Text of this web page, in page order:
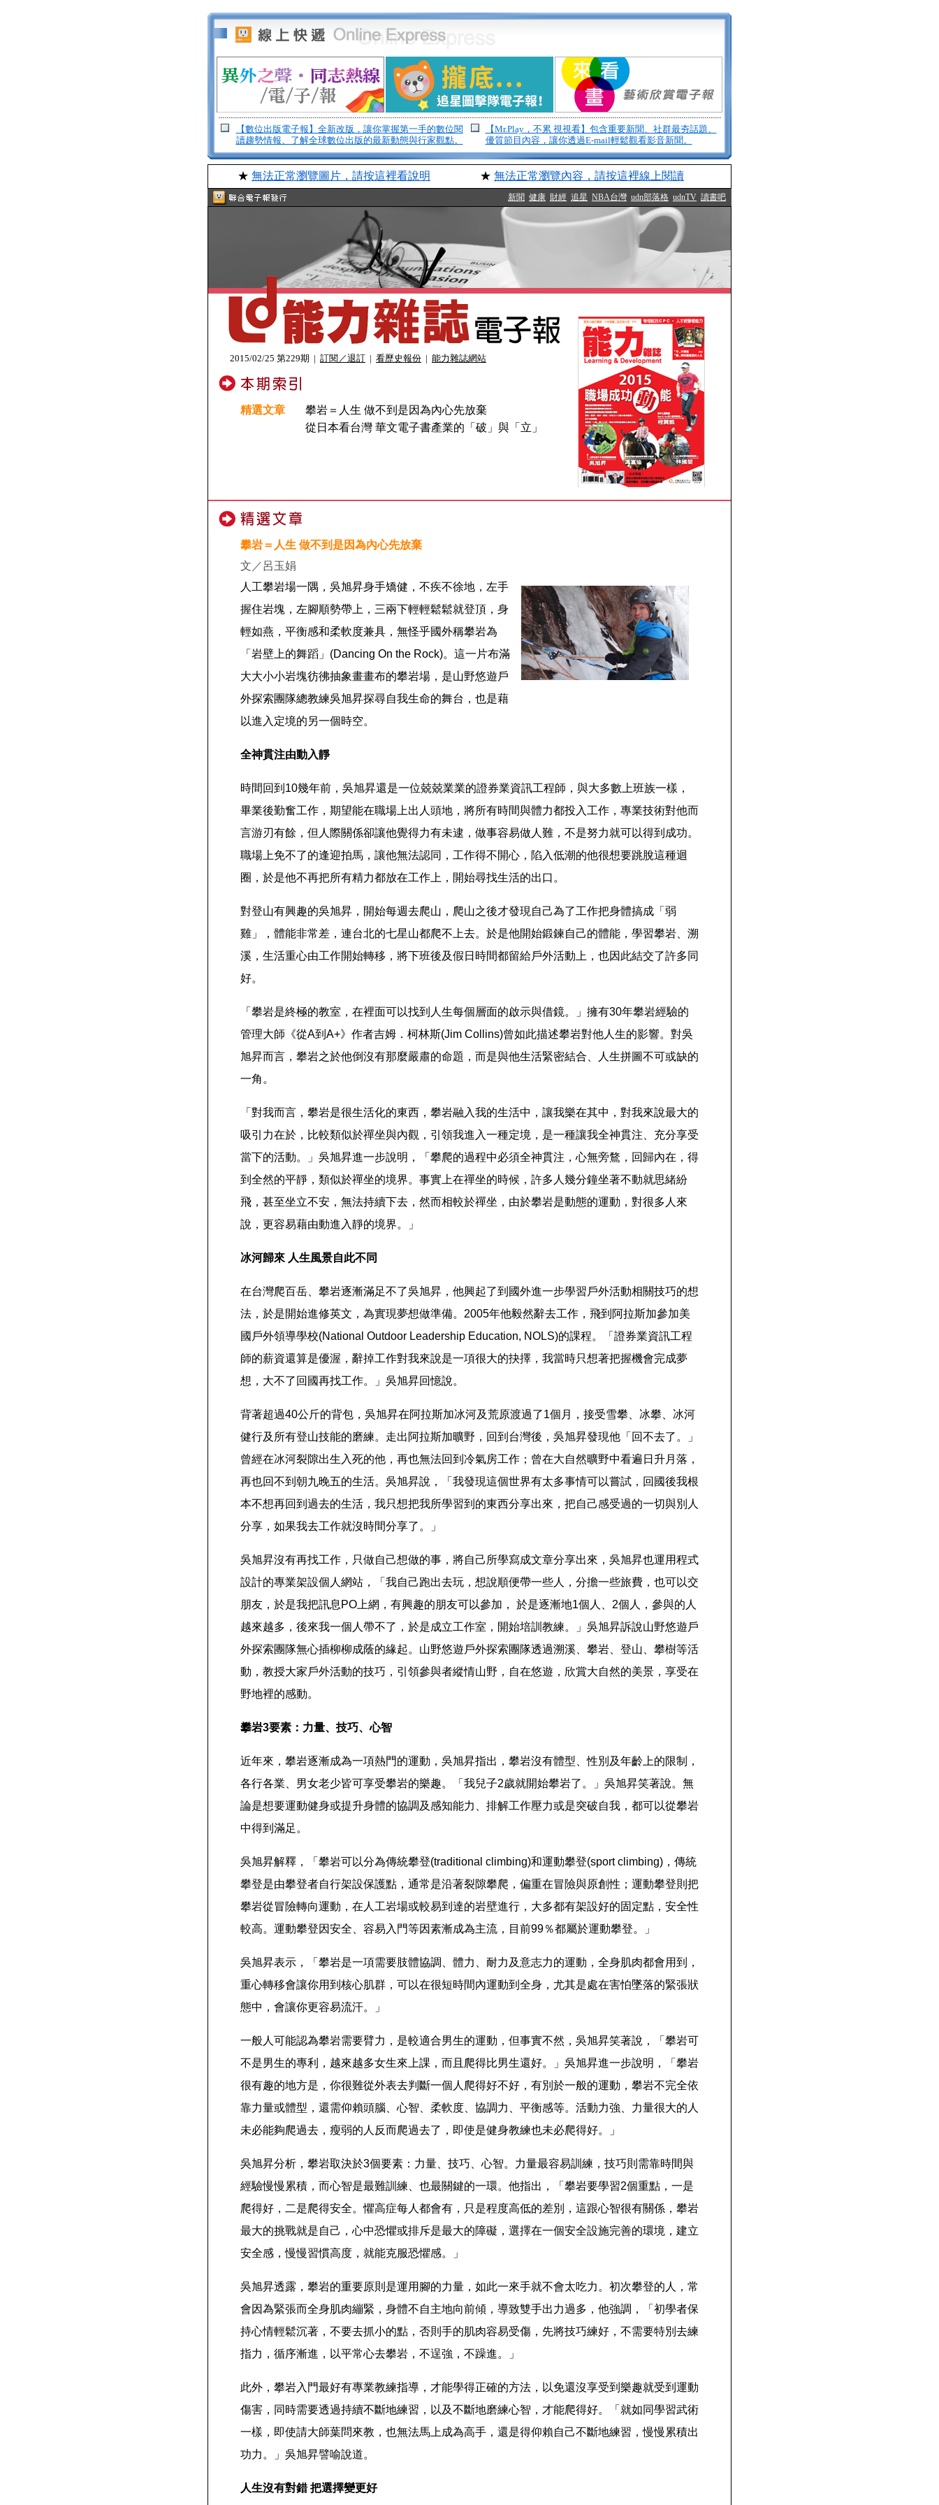
【數位出版電子報】全新改版，讓你掌握第一手的數位閱
讀趨勢情報、了解全球數位出版的最新動態與行家觀點。
【Mr.Play，不累 視視看】包含重要新聞、社群最夯話題、
優質節目內容，讓你透過E-mail輕鬆觀看影音新聞。
★ 無法正常瀏覽圖片，請按這裡看說明 ★ 無法正常瀏覽內容，請按這裡線上閱讀
新聞 健康 財經 追星 NBA台灣 udn部落格 udnTV 讀書吧
2015/02/25 第229期 | 訂閱／退訂 | 看歷史報份 | 能力雜誌網站
精選文章
攀岩＝人生 做不到是因為內心先放棄
從日本看台灣 華文電子書產業的「破」與「立」
攀岩＝人生 做不到是因為內心先放棄
文／呂玉娟
人工攀岩場一隅，吳旭昇身手矯健，不疾不徐地，左手
握住岩塊，左腳順勢帶上，三兩下輕輕鬆鬆就登頂，身
輕如燕，平衡感和柔軟度兼具，無怪乎國外稱攀岩為
「岩壁上的舞蹈」(Dancing On the Rock)。這一片布滿
大大小小岩塊彷彿抽象畫畫布的攀岩場，是山野悠遊戶
外探索團隊總教練吳旭昇探尋自我生命的舞台，也是藉
以進入定境的另一個時空。
全神貫注由動入靜
時間回到10幾年前，吳旭昇還是一位兢兢業業的證券業資訊工程師，與大多數上班族一樣，
畢業後勤奮工作，期望能在職場上出人頭地，將所有時間與體力都投入工作，專業技術對他而
言游刃有餘，但人際關係卻讓他覺得力有未逮，做事容易做人難，不是努力就可以得到成功。
職場上免不了的逢迎拍馬，讓他無法認同，工作得不開心，陷入低潮的他很想要跳脫這種迴
圈，於是他不再把所有精力都放在工作上，開始尋找生活的出口。
對登山有興趣的吳旭昇，開始每週去爬山，爬山之後才發現自己為了工作把身體搞成「弱
雞」，體能非常差，連台北的七星山都爬不上去。於是他開始鍛鍊自己的體能，學習攀岩、溯
溪，生活重心由工作開始轉移，將下班後及假日時間都留給戶外活動上，也因此結交了許多同
好。
「攀岩是終極的教室，在裡面可以找到人生每個層面的啟示與借鏡。」擁有30年攀岩經驗的
管理大師《從A到A+》作者吉姆．柯林斯(Jim Collins)曾如此描述攀岩對他人生的影響。對吳
旭昇而言，攀岩之於他倒沒有那麼嚴肅的命題，而是與他生活緊密結合、人生拼圖不可或缺的
一角。
「對我而言，攀岩是很生活化的東西，攀岩融入我的生活中，讓我樂在其中，對我來說最大的
吸引力在於，比較類似於禪坐與內觀，引領我進入一種定境，是一種讓我全神貫注、充分享受
當下的活動。」吳旭昇進一步說明，「攀爬的過程中必須全神貫注，心無旁鶩，回歸內在，得
到全然的平靜，類似於禪坐的境界。事實上在禪坐的時候，許多人幾分鐘坐著不動就思緒紛
飛，甚至坐立不安，無法持續下去，然而相較於禪坐，由於攀岩是動態的運動，對很多人來
說，更容易藉由動進入靜的境界。」
冰河歸來 人生風景自此不同
在台灣爬百岳、攀岩逐漸滿足不了吳旭昇，他興起了到國外進一步學習戶外活動相關技巧的想
法，於是開始進修英文，為實現夢想做準備。2005年他毅然辭去工作，飛到阿拉斯加參加美
國戶外領導學校(National Outdoor Leadership Education, NOLS)的課程。「證券業資訊工程
師的薪資還算是優渥，辭掉工作對我來說是一項很大的抉擇，我當時只想著把握機會完成夢
想，大不了回國再找工作。」吳旭昇回憶說。
背著超過40公斤的背包，吳旭昇在阿拉斯加冰河及荒原渡過了1個月，接受雪攀、冰攀、冰河
健行及所有登山技能的磨練。走出阿拉斯加曠野，回到台灣後，吳旭昇發現他「回不去了。」
曾經在冰河裂隙出生入死的他，再也無法回到冷氣房工作；曾在大自然曠野中看遍日升月落，
再也回不到朝九晚五的生活。吳旭昇說，「我發現這個世界有太多事情可以嘗試，回國後我根
本不想再回到過去的生活，我只想把我所學習到的東西分享出來，把自己感受過的一切與別人
分享，如果我去工作就沒時間分享了。」
吳旭昇沒有再找工作，只做自己想做的事，將自己所學寫成文章分享出來，吳旭昇也運用程式
設計的專業架設個人網站，「我自己跑出去玩，想說順便帶一些人，分擔一些旅費，也可以交
朋友，於是我把訊息PO上網，有興趣的朋友可以參加， 於是逐漸地1個人、2個人，參與的人
越來越多，後來我一個人帶不了，於是成立工作室，開始培訓教練。」吳旭昇訴說山野悠遊戶
外探索團隊無心插柳柳成蔭的緣起。山野悠遊戶外探索團隊透過溯溪、攀岩、登山、攀樹等活
動，教授大家戶外活動的技巧，引領參與者縱情山野，自在悠遊，欣賞大自然的美景，享受在
野地裡的感動。
攀岩3要素：力量、技巧、心智
近年來，攀岩逐漸成為一項熱門的運動，吳旭昇指出，攀岩沒有體型、性別及年齡上的限制，
各行各業、男女老少皆可享受攀岩的樂趣。「我兒子2歲就開始攀岩了。」吳旭昇笑著說。無
論是想要運動健身或提升身體的協調及感知能力、排解工作壓力或是突破自我，都可以從攀岩
中得到滿足。
吳旭昇解釋，「攀岩可以分為傳統攀登(traditional climbing)和運動攀登(sport climbing)，傳統
攀登是由攀登者自行架設保護點，通常是沿著裂隙攀爬，偏重在冒險與原創性；運動攀登則把
攀岩從冒險轉向運動，在人工岩場或較易到達的岩壁進行，大多都有架設好的固定點，安全性
較高。運動攀登因安全、容易入門等因素漸成為主流，目前99％都屬於運動攀登。」
吳旭昇表示，「攀岩是一項需要肢體協調、體力、耐力及意志力的運動，全身肌肉都會用到，
重心轉移會讓你用到核心肌群，可以在很短時間內運動到全身，尤其是處在害怕墜落的緊張狀
態中，會讓你更容易流汗。」
一般人可能認為攀岩需要臂力，是較適合男生的運動，但事實不然，吳旭昇笑著說，「攀岩可
不是男生的專利，越來越多女生來上課，而且爬得比男生還好。」吳旭昇進一步說明，「攀岩
很有趣的地方是，你很難從外表去判斷一個人爬得好不好，有別於一般的運動，攀岩不完全依
靠力量或體型，還需仰賴頭腦、心智、柔軟度、協調力、平衡感等。活動力強、力量很大的人
未必能夠爬過去，瘦弱的人反而爬過去了，即使是健身教練也未必爬得好。」
吳旭昇分析，攀岩取決於3個要素：力量、技巧、心智。力量最容易訓練，技巧則需靠時間與
經驗慢慢累積，而心智是最難訓練、也最關鍵的一環。他指出，「攀岩要學習2個重點，一是
爬得好，二是爬得安全。懼高症每人都會有，只是程度高低的差別，這跟心智很有關係，攀岩
最大的挑戰就是自己，心中恐懼或排斥是最大的障礙，選擇在一個安全設施完善的環境，建立
安全感，慢慢習慣高度，就能克服恐懼感。」
吳旭昇透露，攀岩的重要原則是運用腳的力量，如此一來手就不會太吃力。初次攀登的人，常
會因為緊張而全身肌肉繃緊，身體不自主地向前傾，導致雙手出力過多，他強調，「初學者保
持心情輕鬆沉著，不要去抓小的點，否則手的肌肉容易受傷，先將技巧練好，不需要特別去練
指力，循序漸進，以平常心去攀岩，不逞強，不躁進。」
此外，攀岩入門最好有專業教練指導，才能學得正確的方法，以免還沒享受到樂趣就受到運動
傷害，同時需要透過持續不斷地練習，以及不斷地磨練心智，才能爬得好。「就如同學習武術
一樣，即使請大師葉問來教，也無法馬上成為高手，還是得仰賴自己不斷地練習，慢慢累積出
功力。」吳旭昇譬喻說道。
人生沒有對錯 把選擇變更好